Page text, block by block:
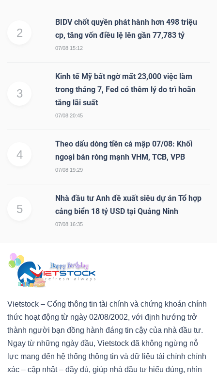
2
BIDV chốt quyền phát hành hơn 498 triệu
cp, tăng vốn điều lệ lên gần 77,783 tỷ
07/08 15:12
3
Kinh tế Mỹ bất ngờ mất 23,000 việc làm
trong tháng 7, Fed có thêm lý do trì hoãn
tăng lãi suất
07/08 20:45
4
Theo dấu dòng tiền cá mập 07/08: Khối
ngoại bán ròng mạnh VHM, TCB, VPB
07/08 19:29
5
Nhà đầu tư Anh đề xuất siêu dự án Tổ hợp
cảng biển 18 tỷ USD tại Quảng Ninh
07/08 16:35
Vietstock – Cổng thông tin tài chính và chứng khoán chính
thức hoạt động từ ngày 02/08/2002, với định hướng trở
thành người bạn đồng hành đáng tin cậy của nhà đầu tư.
Ngay từ những ngày đầu, Vietstock đã không ngừng nỗ
lực mang đến hệ thống thông tin và dữ liệu tài chính chính
xác – cập nhật – đầy đủ, giúp nhà đầu tư hiểu đúng, nhìn
THÔNG
TIỆN
(-)
Tất cả Cổ phiếu
Lãnh
đạo
(-)
Tất cả Người nội bộ Người liên quan Cổ đông lớn